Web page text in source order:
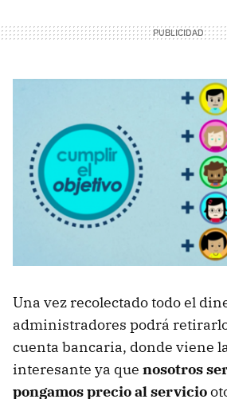
Una vez recolectado todo el
administradores podrá
cuenta bancaria, donde viene
interesante ya que nosotros
pongamos precio al servicio